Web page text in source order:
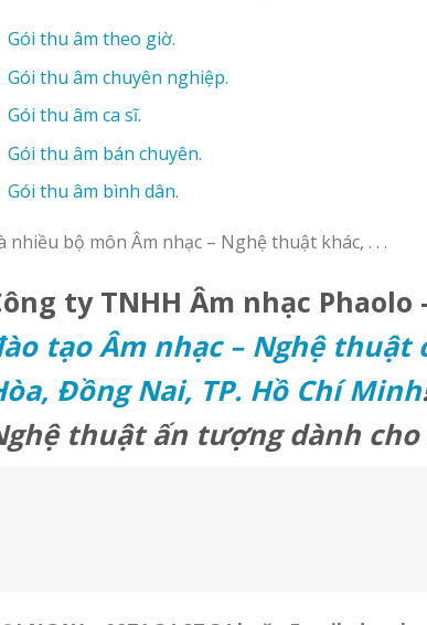
Gói thu âm theo giờ.
Gói thu âm chuyên nghiệp.
Gói thu âm ca sĩ.
Gói thu âm bán chuyên.
Gói thu âm bình dân.
nhiều bộ môn Âm nhạc – Nghệ thuật khác, . . .
ty TNHH Âm nhạc
tạo Âm nhạc – Nghệ thuật
Đồng Nai, TP. Hồ Chí Minh
thuật ấn tượng dành